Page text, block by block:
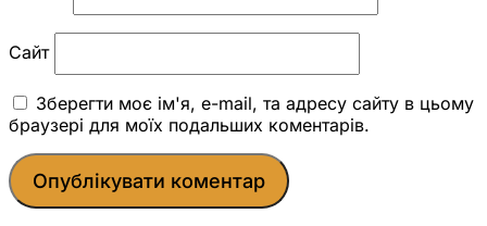
Сайт
Зберегти моє ім'я, e-mail, та адресу сайту в цьому
браузері для моїх подальших коментарів.